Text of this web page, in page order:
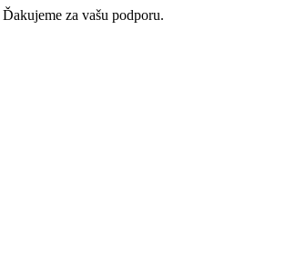
Ďakujeme za vašu podporu.